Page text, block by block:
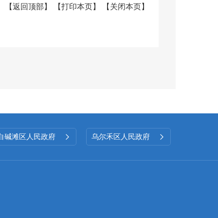
开办有关规定做好政务公开相
作与日常业务工作紧密结合，
【返回顶部 】 【打印本页】 【 关闭本页】
碱滩区人民政府  乌尔禾区人民政府 